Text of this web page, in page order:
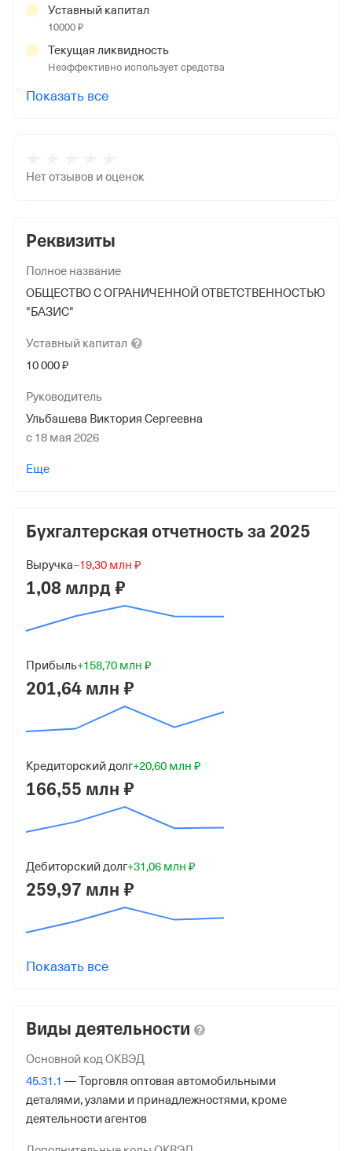
Реквизиты
Полное название
ОБЩЕСТВО С ОГРАНИЧЕННОЙ ОТВЕТСТВЕННОСТЬЮ
"БАЗИС"
Уставный капитал
10 000 ₽
Руководитель
Ульбашева Виктория Сергеевна
с 18 мая 2026
Басалов Игорь Александрович
Форма
Дата регистрации
Краткое название
Юридический адрес
105064, г Москва, ул Земляной Вал, д 7, офис 3
7709978441
ОГРН
5167746269345
от 28 октября 2016
КПП
770901001
Регистрация ФНС
Дата регистрации
Межрайонная Инспекция Федеральной Налоговой
Службы № 46 по гор. Москве
Адрес налоговой
125373, гор. Москва, Походный Проезд, Домовладение
3, стр. 2
Еще
Бухгалтерская отчетность за 2025
Выручка−19,30 млн ₽
1,08 млрд ₽
Прибыль+158,70 млн ₽
201,64 млн ₽
Кредиторский долг+20,60 млн ₽
166,55 млн ₽
Дебиторский долг+31,06 млн ₽
259,97 млн ₽
Показать все
Виды деятельности
Основной код ОКВЭД
45.31.1 — Торговля оптовая автомобильными
деталями, узлами и принадлежностями, кроме
деятельности агентов
Уставный капитал
10000 ₽
Текущая ликвидность
Неэффективно использует средства
Показать все
Нет отзывов и оценок